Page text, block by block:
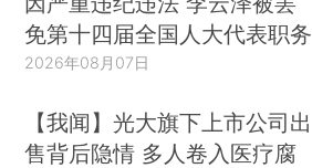
免第十四届全国人大代表职务
2026年08月07日
【我闻】光大旗下上市公司出
售背后隐情 多人卷入医疗腐